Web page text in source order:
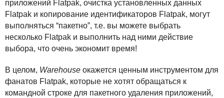
приложений Flatpak, очистка установленных данных
Flatpak и копирование идентификаторов Flatpak, могут
выполняться “пакетно”, т.е. вы можете выбрать
несколько Flatpak и выполнить над ними действие
выбора, что очень экономит время!
В целом, Warehouse окажется ценным инструментом для
фанатов Flatpak, которые не хотят обращаться к
командной строке для пакетного удаления приложений,